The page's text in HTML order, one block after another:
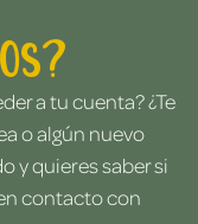
a tu cuenta? ¿Te
o algún nuevo
y quieres saber si
contacto con